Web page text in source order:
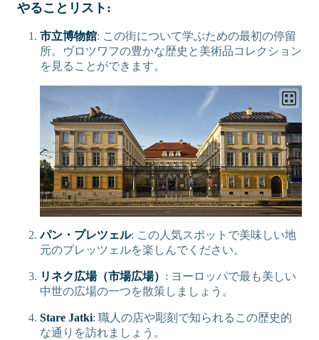
やることリスト:
市立博物館: この街について学ぶための最初の停留
所。ヴロツワフの豊かな歴史と美術品コレクション
を見ることができます。
パン・プレツェル: この人気スポットで美味しい地
元のプレッツェルを楽しんでください。
リネク広場（市場広場） : ヨーロッパで最も美しい
中世の広場の一つを散策しましょう。
Stare Jatki: 職人の店や彫刻で知られるこの歴史的
な通りを訪れましょう。